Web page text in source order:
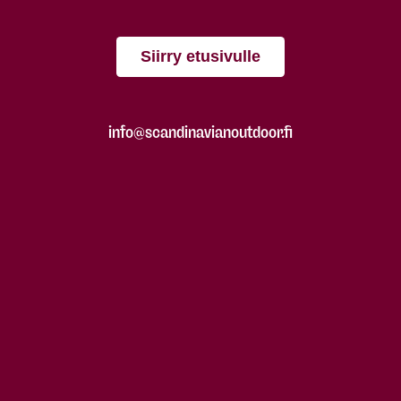
Siirry etusivulle
info@scandinavianoutdoor.fi